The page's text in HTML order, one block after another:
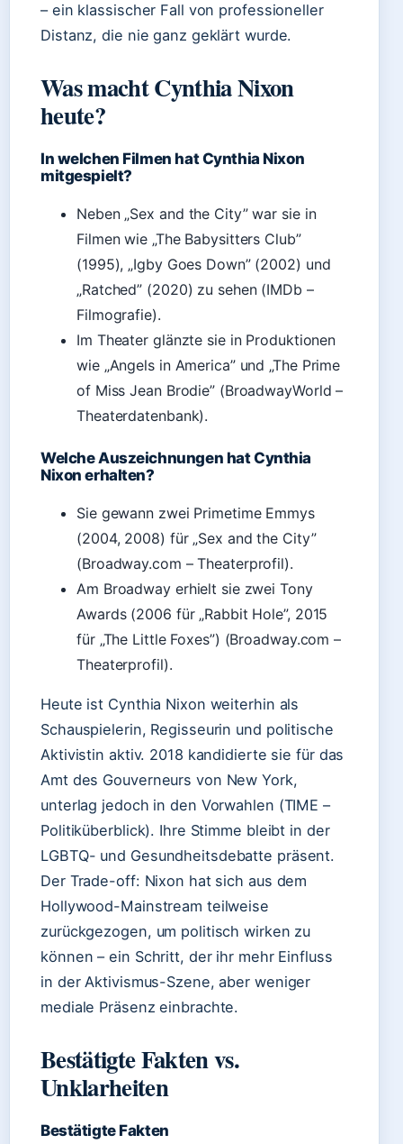
– ein klassischer Fall von professioneller
Distanz, die nie ganz geklärt wurde.
Was macht Cynthia Nixon
heute?
In welchen Filmen hat Cynthia Nixon
mitgespielt?
Neben „Sex and the City” war sie in
Filmen wie „The Babysitters Club”
(1995), „Igby Goes Down” (2002) und
„Ratched” (2020) zu sehen (IMDb –
Filmografie).
Im Theater glänzte sie in Produktionen
wie „Angels in America” und „The Prime
of Miss Jean Brodie” (BroadwayWorld –
Theaterdatenbank).
Welche Auszeichnungen hat Cynthia
Nixon erhalten?
Sie gewann zwei Primetime Emmys
(2004, 2008) für „Sex and the City”
(Broadway.com – Theaterprofil).
Am Broadway erhielt sie zwei Tony
Awards (2006 für „Rabbit Hole”, 2015
für „The Little Foxes”) (Broadway.com –
Theaterprofil).
Heute ist Cynthia Nixon weiterhin als
Schauspielerin, Regisseurin und politische
Aktivistin aktiv. 2018 kandidierte sie für das
Amt des Gouverneurs von New York,
unterlag jedoch in den Vorwahlen (TIME –
Politiküberblick). Ihre Stimme bleibt in der
LGBTQ- und Gesundheitsdebatte präsent.
Der Trade-off: Nixon hat sich aus dem
Hollywood-Mainstream teilweise
zurückgezogen, um politisch wirken zu
können – ein Schritt, der ihr mehr Einfluss
in der Aktivismus-Szene, aber weniger
mediale Präsenz einbrachte.
Bestätigte Fakten vs.
Unklarheiten
Bestätigte Fakten